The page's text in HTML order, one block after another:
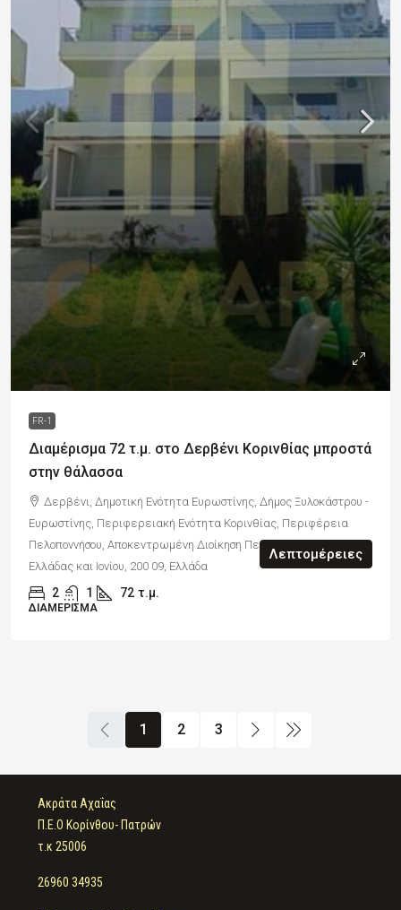
€145,000
FR-1
Διαμέρισμα 72 τ.μ. στο Δερβένι Κορινθίας μπροστά
στην θάλασσα
Δερβένι, Δημοτική Ενότητα Ευρωστίνης, Δήμος Ξυλοκάστρου -
Ευρωστίνης, Περιφερειακή Ενότητα Κορινθίας, Περιφέρεια
Πελοποννήσου, Αποκεντρωμένη Διοίκηση Πελοποννήσου, Δυτικής
Ελλάδας και Ιονίου, 200 09, Ελλάδα
2 1 72 τ.μ.
ΔΙΑΜΈΡΙΣΜΑ
Λεπτομέρειες
1 2 3
Ακράτα Αχαΐας
Π.Ε.Ο Κορίνθου- Πατρών
τ.κ 25006
26960 34935